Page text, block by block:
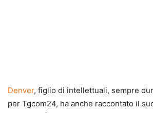
Denver, figlio di intellettuali, sempre
per Tgcom24, ha anche raccontato il